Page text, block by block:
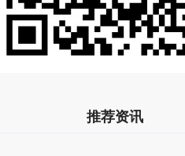
推荐资讯